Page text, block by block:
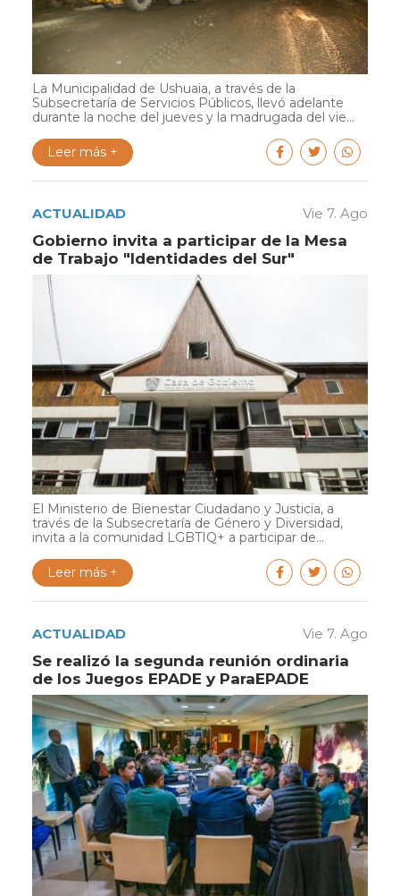
La Municipalidad de Ushuaia, a través de la
Subsecretaría de Servicios Públicos, llevó adelante
durante la noche del jueves y la madrugada del vie...
Leer más +
ACTUALIDAD Vie 7. Ago
Gobierno invita a participar de la Mesa
de Trabajo "Identidades del Sur"
El Ministerio de Bienestar Ciudadano y Justicia, a
través de la Subsecretaría de Género y Diversidad,
invita a la comunidad LGBTIQ+ a participar de...
Leer más +
ACTUALIDAD Vie 7. Ago
Se realizó la segunda reunión ordinaria
de los Juegos EPADE y ParaEPADE